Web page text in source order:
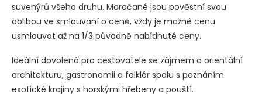
suvenýrů všeho druhu. Maročané jsou pověstní svou
oblibou ve smlouvání o ceně, vždy je možné cenu
usmlouvat až na 1/3 původně nabídnuté ceny.
Ideální dovolená pro cestovatele se zájmem o orientální
architekturu, gastronomii a folklór spolu s poznáním
exotické krajiny s horskými hřebeny a pouští.